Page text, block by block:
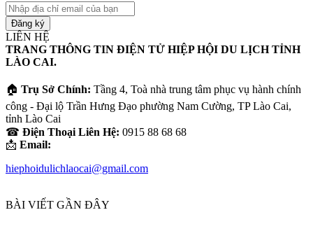
Nhập
địa
chỉ
email
của
bạn
LIÊN HỆ
TRANG THÔNG TIN ĐIỆN TỬ HIỆP HỘI DU LỊCH TỈNH
LÀO CAI.
🏠 Trụ Sở Chính: Tầng 4, Toà nhà trung tâm phục vụ hành chính
công - Đại lộ Trần Hưng Đạo phường Nam Cường, TP Lào Cai,
tỉnh Lào Cai
☎ Điện Thoại Liên Hệ: 0915 88 68 68
📩 Email:
hiephoidulichlaocai@gmail.com
BÀI VIẾT GẦN ĐÂY